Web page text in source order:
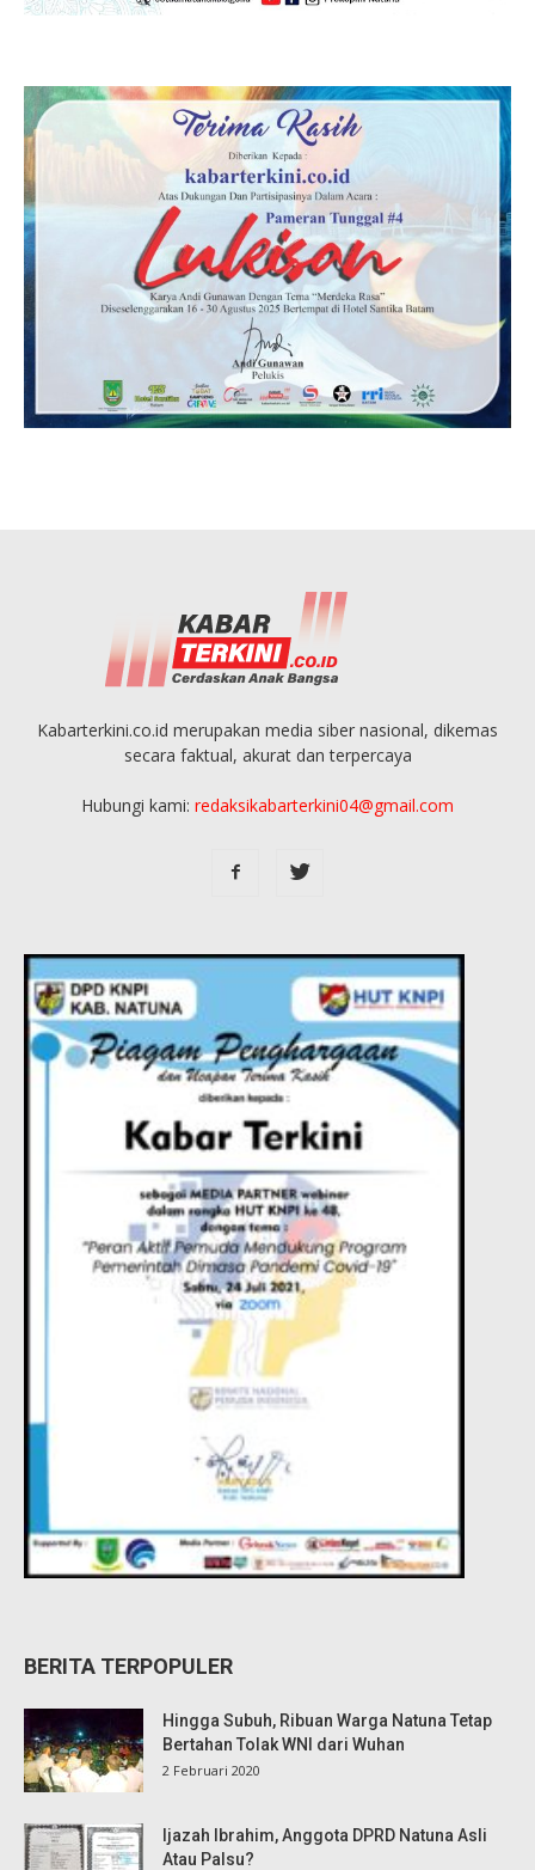
Kabarterkini.co.id merupakan media siber nasional, dikemas
secara faktual, akurat dan terpercaya
Hubungi kami: redaksikabarterkini04@gmail.com
BERITA TERPOPULER
Hingga Subuh, Ribuan Warga Natuna Tetap
Bertahan Tolak WNI dari Wuhan
2 Februari 2020
Ijazah Ibrahim, Anggota DPRD Natuna Asli
Atau Palsu?